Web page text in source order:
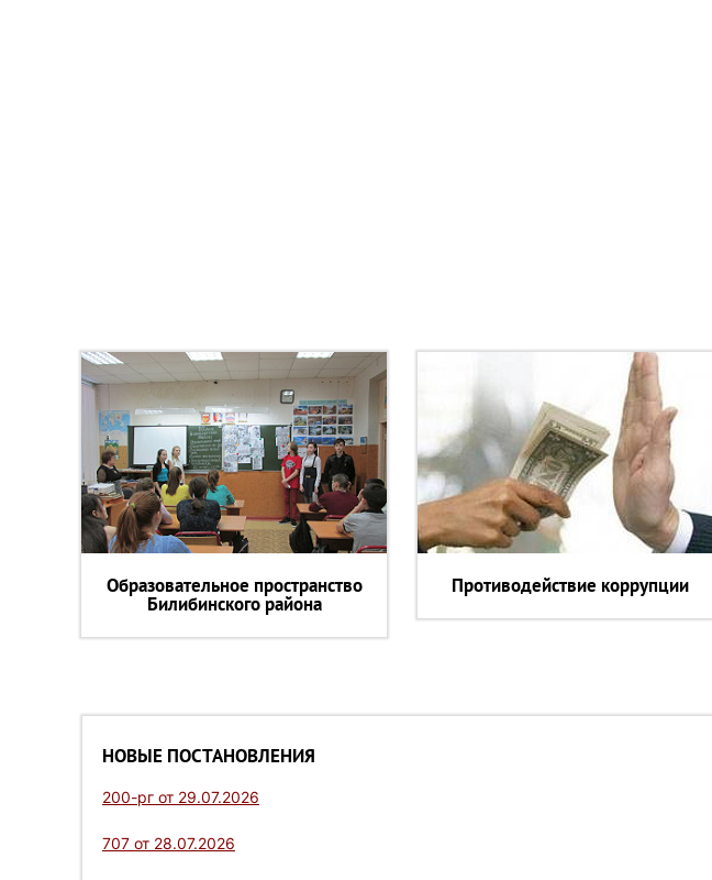
Образовательное пространство
Билибинского района
Противодействие коррупции
НОВЫЕ ПОСТАНОВЛЕНИЯ
200-рг от 29.07.2026
707 от 28.07.2026